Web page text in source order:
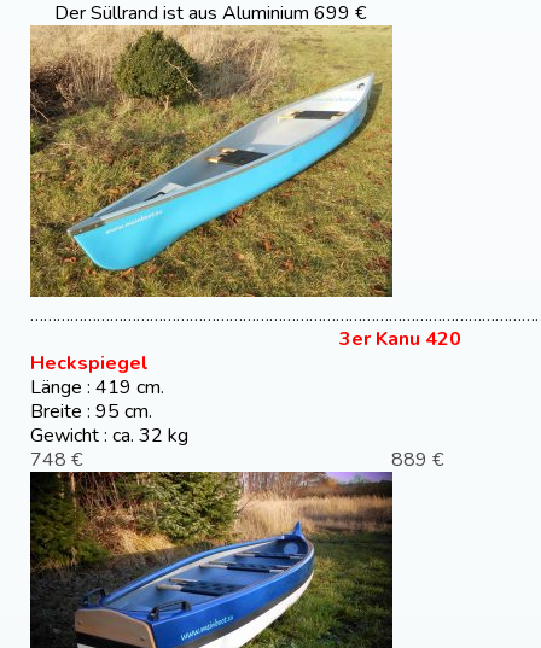
Der Süllrand ist aus Aluminium 699 €
3er Kanu 420
Heckspiegel
Länge : 419 cm.
Breite : 95 cm.
Gewicht : ca. 32 kg
748 € 889 €